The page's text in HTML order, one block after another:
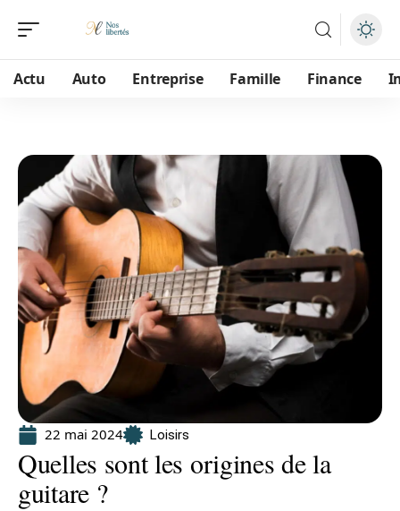
Actu Auto Entreprise Famille Finance
22 mai 2024 Loisirs
Quelles sont les origines de la
guitare ?